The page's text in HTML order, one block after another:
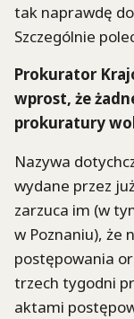
tak naprawdę
Szczególnie
Prokurator
wprost, że
prokuratury
Nazywa
wydane przez
zarzuca im (w
w Poznaniu), że
postępowania
trzech tygodni
aktami